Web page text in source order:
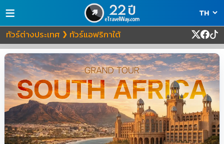
≡
ทัวร์ต่างประเทศ ❯ ทัวร์แอฟริกาใต้